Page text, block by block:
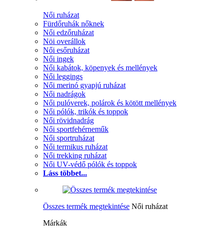
Női ruházat
Fürdőruhák nőknek
Női edzőruházat
Nöi overállok
Női esőruházat
Női ingek
Női kabátok, köpenyek és mellények
Női leggings
Női merinó gyapjú ruházat
Női nadrágok
Női pulóverek, polárok és kötött mellények
Női pólók, trikók és toppok
Női rövidnadrág
Női sportfehérneműk
Női sportruházat
Női termikus ruházat
Női trekking ruházat
Női UV-védő pólók és toppok
Láss többet...
Összes termék megtekintése Női ruházat
Márkák